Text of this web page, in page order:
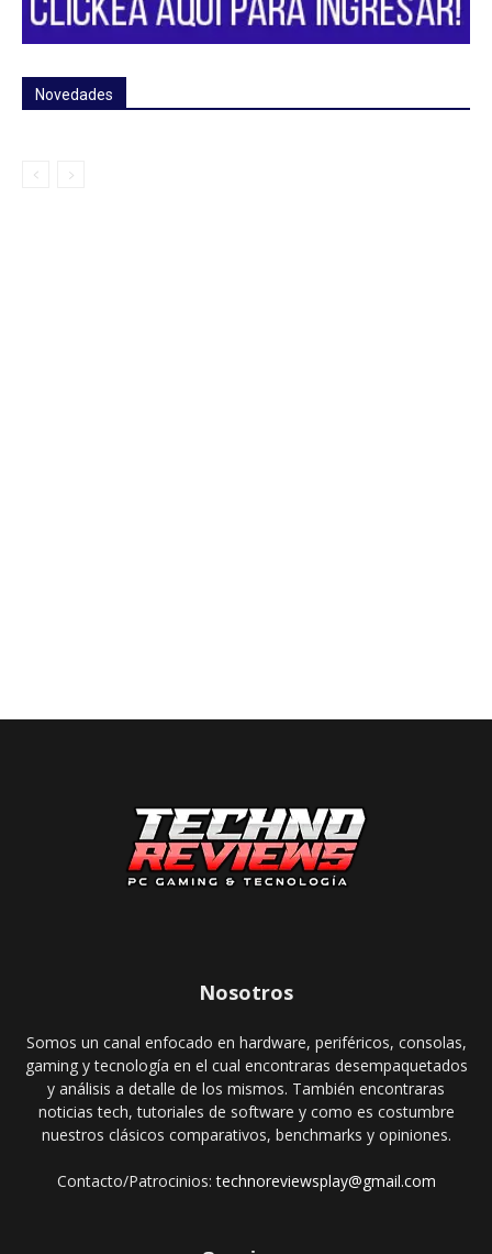
Novedades
Nosotros
Somos un canal enfocado en hardware, periféricos, consolas,
gaming y tecnología en el cual encontraras desempaquetados
y análisis a detalle de los mismos. También encontraras
noticias tech, tutoriales de software y como es costumbre
nuestros clásicos comparativos, benchmarks y opiniones.
Contacto/Patrocinios:technoreviewsplay@gmail.com